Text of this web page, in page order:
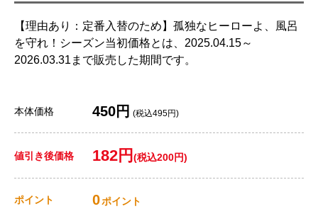
【理由あり：定番入替のため】孤独なヒーローよ、風呂
を守れ！シーズン当初価格とは、2025.04.15～
2026.03.31まで販売した期間です。
本体価格 450円 (税込495円)
値引き後価格 182円 (税込200円)
ポイント 0ポイント